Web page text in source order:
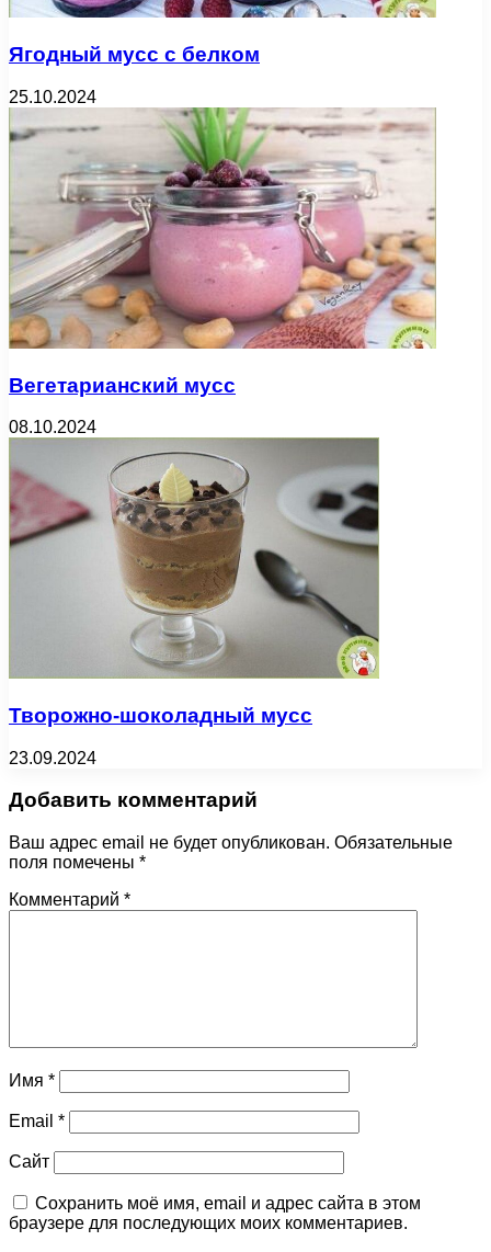
Ягодный мусс с белком
25.10.2024
Вегетарианский мусс
08.10.2024
Творожно-шоколадный мусс
23.09.2024
Добавить комментарий
Ваш адрес email не будет опубликован. Обязательные
поля помечены *
Комментарий *
Имя *
Email *
Сайт
Сохранить моё имя, email и адрес сайта в этом
браузере для последующих моих комментариев.